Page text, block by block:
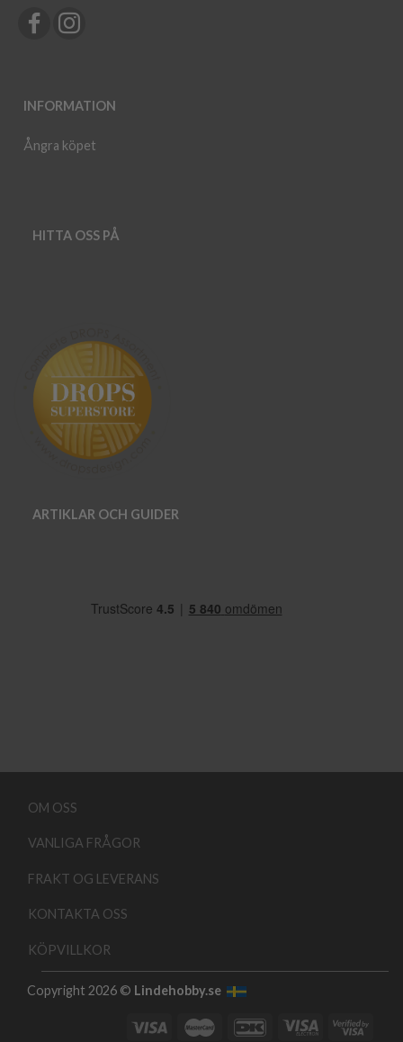
INFORMATION
Ångra köpet
HITTA OSS PÅ
ARTIKLAR OCH GUIDER
OM OSS
VANLIGA FRÅGOR
FRAKT OG LEVERANS
KONTAKTA OSS
KÖPVILLKOR
Copyright 2026 © Lindehobby.se